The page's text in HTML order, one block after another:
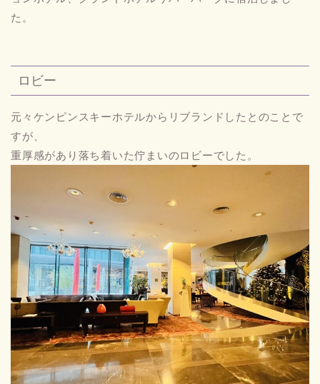
た。
ロビー
元々ケンピンスキーホテルからリブランドしたとのことで
すが、
重厚感があり落ち着いた佇まいのロビーでした。